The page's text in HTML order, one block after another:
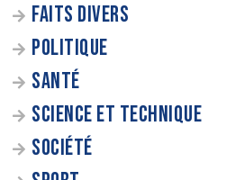
FAITS DIVERS
POLITIQUE
SANTÉ
SCIENCE ET TECHNIQUE
SOCIÉTÉ